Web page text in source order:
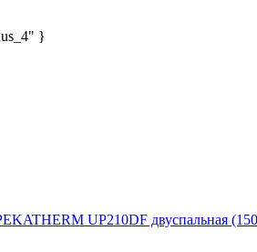
}
UP210DF двуспальная